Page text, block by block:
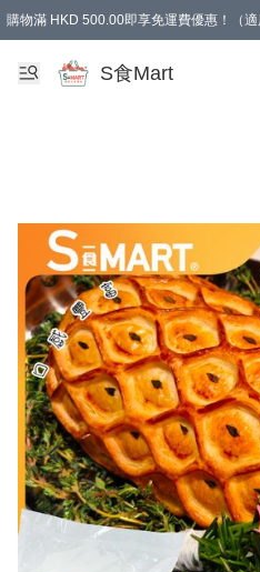
購物滿 HKD 500.00即享免運費優惠！（
S食Mart